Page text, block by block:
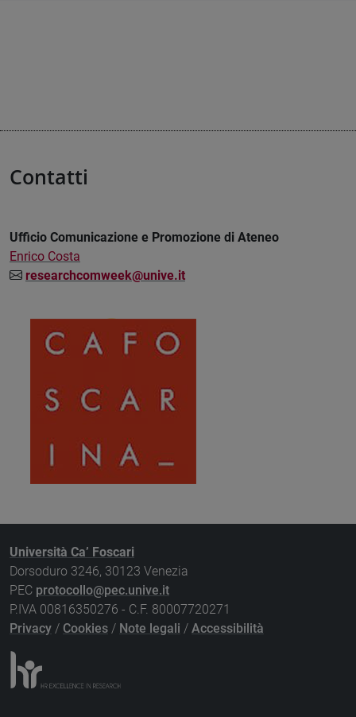
Contatti
Ufficio Comunicazione e Promozione di Ateneo
Enrico Costa
researchcomweek@unive.it
Università Ca’ Foscari
Dorsoduro 3246, 30123 Venezia
PEC protocollo@pec.unive.it
P.IVA 00816350276 - C.F. 80007720271
Privacy / Cookies / Note legali / Accessibilità